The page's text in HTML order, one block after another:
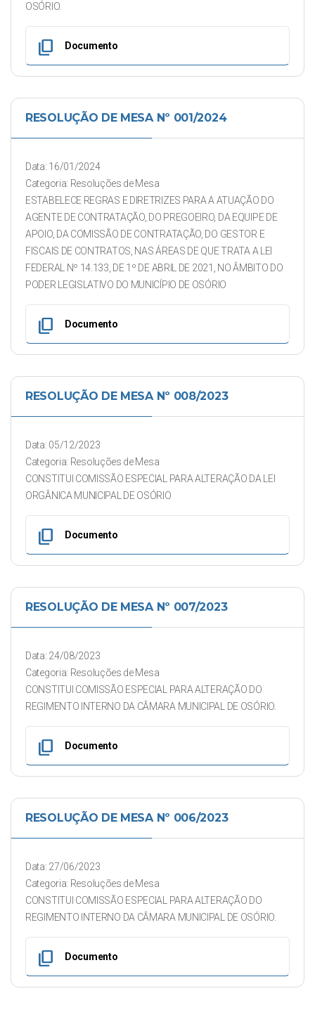
OSÓRIO.
content_copy Documento
RESOLUÇÃO DE MESA Nº 001/2024
Data: 16/01/2024
Categoria: Resoluções de Mesa
ESTABELECE REGRAS E DIRETRIZES PARA A ATUAÇÃO DO
AGENTE DE CONTRATAÇÃO, DO PREGOEIRO, DA EQUIPE DE
APOIO, DA COMISSÃO DE CONTRATAÇÃO, DO GESTOR E
FISCAIS DE CONTRATOS, NAS ÁREAS DE QUE TRATA A LEI
FEDERAL Nº 14.133, DE 1º DE ABRIL DE 2021, NO ÂMBITO DO
PODER LEGISLATIVO DO MUNICÍPIO DE OSÓRIO
content_copy Documento
RESOLUÇÃO DE MESA Nº 008/2023
Data: 05/12/2023
Categoria: Resoluções de Mesa
CONSTITUI COMISSÃO ESPECIAL PARA ALTERAÇÃO DA LEI
ORGÂNICA MUNICIPAL DE OSÓRIO
content_copy Documento
RESOLUÇÃO DE MESA Nº 007/2023
Data: 24/08/2023
Categoria: Resoluções de Mesa
CONSTITUI COMISSÃO ESPECIAL PARA ALTERAÇÃO DO
REGIMENTO INTERNO DA CÂMARA MUNICIPAL DE OSÓRIO.
content_copy Documento
RESOLUÇÃO DE MESA Nº 006/2023
Data: 27/06/2023
Categoria: Resoluções de Mesa
CONSTITUI COMISSÃO ESPECIAL PARA ALTERAÇÃO DO
REGIMENTO INTERNO DA CÂMARA MUNICIPAL DE OSÓRIO.
content_copy Documento